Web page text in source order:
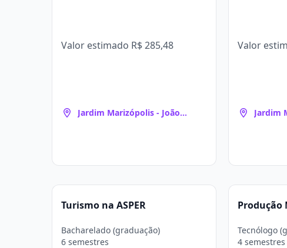
Valor estimado R$ 285,48
Jardim Marizópolis - João
Valor
Jardim
Turismo na ASPER
Bacharelado (graduação)
6 semestres
Produção
Tecnólogo
4 semestres